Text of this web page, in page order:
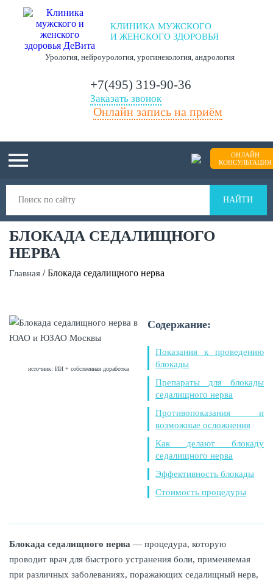
КЛИНИКА МУЖСКОГО
И ЖЕНСКОГО ЗДОРОВЬЯ
Урология, нейроурология, урогинекология, андрология
+7(495) 319-90-36
Заказать звонок
Онлайн запись на приём
ОНЛАЙН
КОНСУЛЬТАЦИЯ
НАЙТИ
БЛОКАДА СЕДАЛИЩНОГО
НЕРВА
Главная /Блокада седалищного нерва
источник: ИИ + собственная доработка
Содержание:
Показания к проведению
блокады
Препараты для блокады
седалищного нерва
Противопоказания и
возможные осложнения
Как делают блокаду
седалищного нерва
Эффективность блокады
Стоимость процедуры
Блокада седалищного нерва — процедура, которую
проводит врач для быстрого устранения боли, применяемая
при различных заболеваниях, поражающих седалищный нерв,